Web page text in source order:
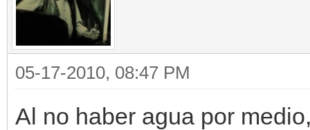
05-17-2010, 08:47 PM
Al no haber agua por